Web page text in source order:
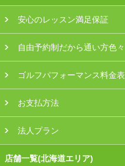
安心のレッスン満足保証
自由予約制だから通い方色々
ゴルフパフォーマンス料金表
お支払方法
法人プラン
店舗一覧(北海道エリア)